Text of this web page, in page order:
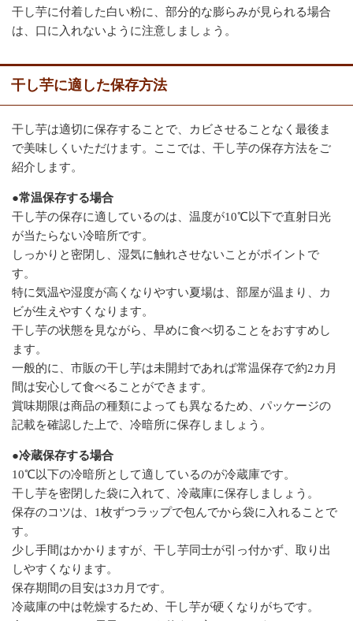
干し芋に付着した白い粉に、部分的な膨らみが見られる場合
は、口に入れないように注意しましょう。
干し芋に適した保存方法
干し芋は適切に保存することで、カビさせることなく最後ま
で美味しくいただけます。ここでは、干し芋の保存方法をご
紹介します。
●常温保存する場合
干し芋の保存に適しているのは、温度が10℃以下で直射日光
が当たらない冷暗所です。
しっかりと密閉し、湿気に触れさせないことがポイントで
す。
特に気温や湿度が高くなりやすい夏場は、部屋が温まり、カ
ビが生えやすくなります。
干し芋の状態を見ながら、早めに食べ切ることをおすすめし
ます。
一般的に、市販の干し芋は未開封であれば常温保存で約2カ月
間は安心して食べることができます。
賞味期限は商品の種類によっても異なるため、パッケージの
記載を確認した上で、冷暗所に保存しましょう。
●冷蔵保存する場合
10℃以下の冷暗所として適しているのが冷蔵庫です。
干し芋を密閉した袋に入れて、冷蔵庫に保存しましょう。
保存のコツは、1枚ずつラップで包んでから袋に入れることで
す。
少し手間はかかりますが、干し芋同士が引っ付かず、取り出
しやすくなります。
保存期間の目安は3カ月です。
冷蔵庫の中は乾燥するため、干し芋が硬くなりがちです。